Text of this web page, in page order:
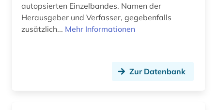
bildnisgrafik (1)
bildpostkarte (2)
autopsierten Einzelbandes. Namen der
Herausgeber und Verfasser, gegebenfalls
zusätzlich... Mehr Informationen
Zur Datenbank